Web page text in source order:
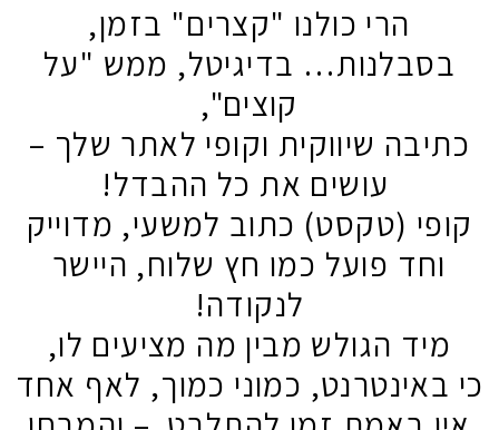
הרי כולנו "קצרים" בזמן,
בדיגיטל, ממש "על
קוצים",
שיווקית וקופי לאתר שלך –
עושים את כל ההבדל!
(טקסט) כתוב למשעי, מדוייק
פועל כמו חץ שלוח, היישר
לנקודה!
הגולש מבין מה מציעים לו,
כמוני כמוך, לאף אחד